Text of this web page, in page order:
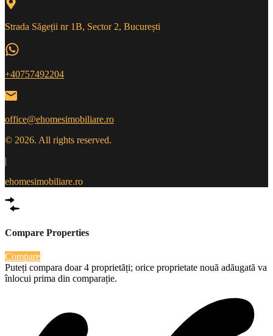
Strada Săgeții nr 1B, Sector 2, București
+40757492204
office@ehomesimobiliare.ro
© 2026. All rights reserved.
|
ehomesimobiliare.ro
Compare Properties
Compare
Puteți compara doar 4 proprietăți; orice proprietate nouă adăugată va
înlocui prima din comparație.